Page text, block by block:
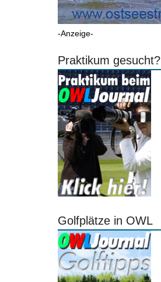
-Anzeige-
Praktikum gesucht?
Golfplätze in OWL